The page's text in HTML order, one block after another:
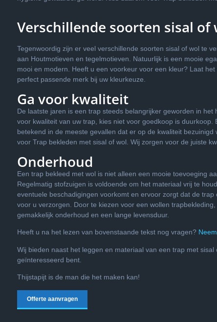
Verschillende soorten sisal of
Tegenwoordig zijn er veel verschillende soorten sisal of wol te
aan Houtmotieven en tegelmotieven. Natuurlijk is een mooie
mooi en modern. Heeft u een voorkeur voor een kleur? Laat
perfect passende merk bij uw kleurkeuze.
Ga voor kwaliteit
De laatste jaren is een trap steeds belangrijker geworden in
voor kwaliteit van uw trap, kies niet voor goedkoop is
betekend in de meeste gevallen dat er op de kwaliteit
voor Trap bekleden met sisal of wol. Wij zorgen voor de juiste
Onderhoud
Een trap bekleed met wol is niet alleen een mooie toevoeging
Regelmatig stofzuigen is voldoende om het materiaal vrij te
eventuele beschadigingen voorkomt en ervoor zorgt dat de
voor u verzorgen. Door te kiezen voor een wollen
gemakkelijk onderhoud en een lange levensduur.
Heeft u na het lezen van bovenstaande tekst nog vragen?
Wij bieden naast het leggen en materiaal van een trap met
geïnteresseerd bent.
Thijstapijt is de man die het maken kan!
Offerte aanvragen